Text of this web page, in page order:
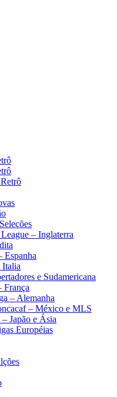
– Inglaterra
Espanha
Italia
e Sudamericana
França
– Alemanha
– México e MLS
Japão e Ásia
Européias